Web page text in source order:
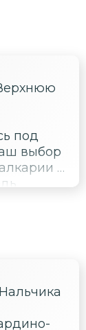
все
за
от
и
под
выбор
и
вас
бы
гид.
кучу